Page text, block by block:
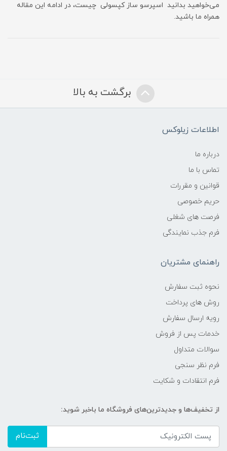
می‌خواهید بدانید اسپرسو ساز کپسولی چیست، در ادامه این مقاله
همراه ما باشید.
برگشت به بالا
اطلاعات زیلوکس
درباره ما
تماس با ما
قوانین و مقررات
حریم خصوصی
فرصت های شغلی
فرم جذب نمایندگی
راهنمای مشتریان
نحوه ثبت سفارش
روش های پرداخت
رویه ارسال سفارش
خدمات پس از فروش
سوالات متداول
فرم نظر سنجی
فرم انتقادات و شکایت
از تخفیف‌ها و جدیدترین‌های فروشگاه ما باخبر شوید:
ثبت‌نام